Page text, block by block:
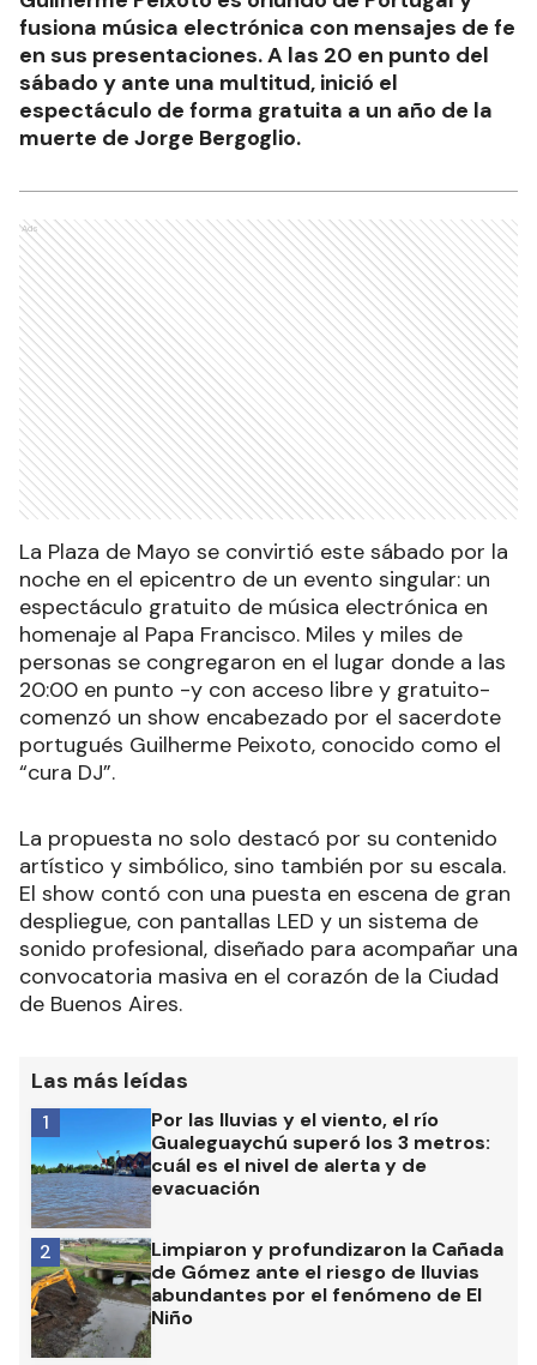
fusiona música electrónica con mensajes de fe
en sus presentaciones. A las 20 en punto del
sábado y ante una multitud, inició el
espectáculo de forma gratuita a un año de la
muerte de Jorge Bergoglio.
Ads
La Plaza de Mayo se convirtió este sábado por la
noche en el epicentro de un evento singular: un
espectáculo gratuito de música electrónica en
homenaje al Papa Francisco. Miles y miles de
personas se congregaron en el lugar donde a las
20:00 en punto -y con acceso libre y gratuito-
comenzó un show encabezado por el sacerdote
portugués Guilherme Peixoto, conocido como el
“cura DJ”.
La propuesta no solo destacó por su contenido
artístico y simbólico, sino también por su escala.
El show contó con una puesta en escena de gran
despliegue, con pantallas LED y un sistema de
sonido profesional, diseñado para acompañar una
convocatoria masiva en el corazón de la Ciudad
de Buenos Aires.
Las más leídas
Por las lluvias y el viento, el río
Gualeguaychú superó los 3 metros:
cuál es el nivel de alerta y de
evacuación
1
Limpiaron y profundizaron la Cañada
de Gómez ante el riesgo de lluvias
abundantes por el fenómeno de El
Niño
2